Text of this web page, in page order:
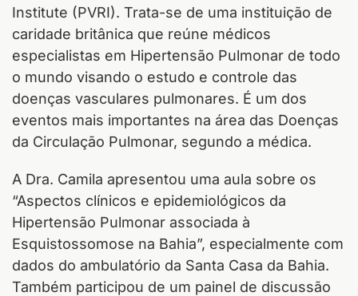
Institute (PVRI). Trata-se de uma instituição de
caridade britânica que reúne médicos
especialistas em Hipertensão Pulmonar de todo
o mundo visando o estudo e controle das
doenças vasculares pulmonares. É um dos
eventos mais importantes na área das Doenças
da Circulação Pulmonar, segundo a médica.
A Dra. Camila apresentou uma aula sobre os
“Aspectos clínicos e epidemiológicos da
Hipertensão Pulmonar associada à
Esquistossomose na Bahia”, especialmente com
dados do ambulatório da Santa Casa da Bahia.
Também participou de um painel de discussão